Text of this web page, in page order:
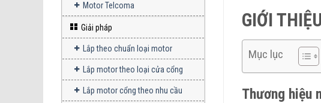
Motor Telcoma
Giải pháp
Lắp theo chuẩn loại motor
Lắp motor theo loại cửa cổng
Lắp motor cổng theo nhu cầu
GIỚI
Mục lục
Thương hiệu